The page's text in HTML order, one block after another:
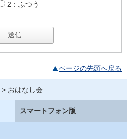
2：ふつう
ページの先頭へ戻る
> おはなし会
スマートフォン版